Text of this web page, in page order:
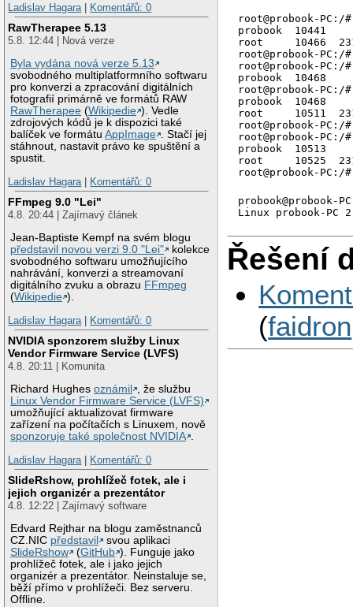
Ladislav Hagara
Komentářů: 0
RawTherapee 5.13
5.8. 12:44 | Nová verze
Byla vydána nová verze 5.13
svobodného multiplatformního softwaru
pro konverzi a zpracování digitálních
fotografií primárně ve formátů RAW
RawTherapee (Wikipedie ). Vedle
zdrojových kódů je k dispozici také
balíček ve formátuAppImage . Stačí jej
stáhnout, nastavit právo ke spuštění a
spustit.
Ladislav Hagara
Komentářů: 0
FFmpeg 9.0 "Lei"
4.8. 20:44 | Zajímavý článek
Jean-Baptiste Kempf na svém blogu
představil novou verzi 9.0 "Lei"
kolekce
svobodného softwaru umožňujícího
nahrávání, konverzi a streamovaní
digitálního zvuku a obrazu FFmpeg
(Wikipedie ).
Ladislav Hagara
Komentářů: 0
NVIDIA sponzorem služby Linux
Vendor Firmware Service (LVFS)
4.8. 20:11 | Komunita
Richard Hughesoznámil
, že službu
Linux Vendor Firmware Service (LVFS)
umožňující aktualizovat firmware
zařízení na počítačích s Linuxem, nově
sponzoruje také společnost NVIDIA .
Ladislav Hagara | Komentářů: 0
SlideRshow, prohlížeč fotek, ale i
jejich organizér a prezentátor
4.8. 12:22 | Zajímavý software
Edvard Rejthar na blogu zaměstnanců
CZ.NIC představil
svou aplikaci
SlideRshow
(GitHub ). Funguje jako
prohlížeč fotek, ale i jako jejich
organizér a prezentátor. Neinstaluje se,
běží přímo v prohlížeči. Bez serveru.
Offline.
root@probook-
probook  10441
root     10466
root@probook-
root@probook-
probook  10468
root@probook-
probook  10468
root     10511
root@probook-
root@probook-
probook  10513
root     10525
root@probook-PC:/
probook@probook-
Řešení
(faidron